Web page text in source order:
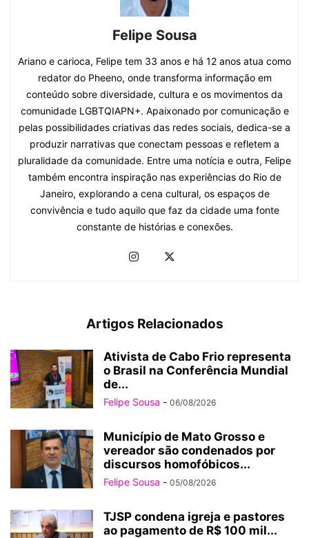
Felipe Sousa
Ariano e carioca, Felipe tem 33 anos e há 12 anos atua como
redator do Pheeno, onde transforma informação em
conteúdo sobre diversidade, cultura e os movimentos da
comunidade LGBTQIAPN+. Apaixonado por comunicação e
pelas possibilidades criativas das redes sociais, dedica-se a
produzir narrativas que conectam pessoas e refletem a
pluralidade da comunidade. Entre uma notícia e outra, Felipe
também encontra inspiração nas experiências do Rio de
Janeiro, explorando a cena cultural, os espaços de
convivência e tudo aquilo que faz da cidade uma fonte
constante de histórias e conexões.
Artigos Relacionados
Ativista de Cabo Frio representa
o Brasil na Conferência Mundial
de...
Felipe Sousa - 06/08/2026
Município de Mato Grosso e
vereador são condenados por
discursos homofóbicos...
Felipe Sousa - 05/08/2026
TJSP condena igreja e pastores
ao pagamento de R$ 100 mil...